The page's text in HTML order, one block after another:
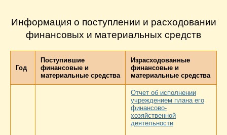
Информация о поступлении и расходовании
финансовых и материальных средств
Год
Поступившие
финансовые и
материальные средства
Израсходованные
финансовые и
материальные средства
Отчет об исполнении
учреждением плана его
финансово-
хозяйственной
деятельности